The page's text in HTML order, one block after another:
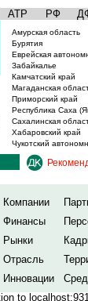
АТР РФ
Амурская область
Бурятия
Еврейская
Забайкалье
Камчатский край
Магаданская
Приморский край
Республика Саха
Сахалинская
Хабаровский край
Чукотский
Компании
Финансы
Рынки
Отрасль
Инновации
to